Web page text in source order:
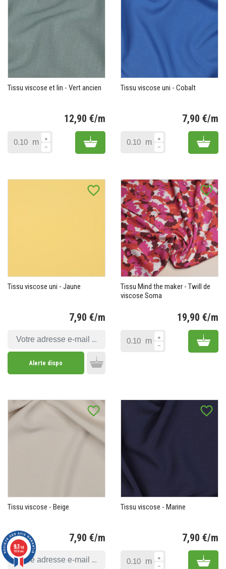
Tissu viscose et lin - Vert ancien
12,90 €/m
m Add to cart
Tissu viscose uni - Cobalt
7,90 €/m
m Add
favorite_border
Tissu viscose uni - Jaune
7,90 €/m
Alerte dispo
favorite_border
Tissu Mind the maker - Twill de
viscose Soma
19,90 €/m
m Add
favorite_border
Tissu viscose - Beige
7,90 €/m
favorite_border
Tissu viscose - Marine
7,90 €/m
m Add
9.7/10
11818 avis